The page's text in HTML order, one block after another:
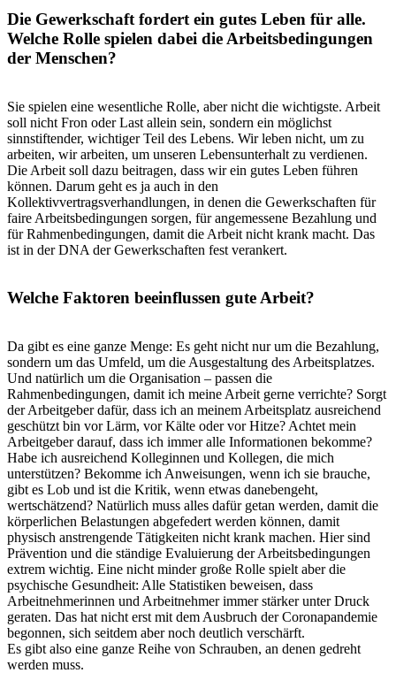
Die Gewerkschaft fordert ein gutes Leben für alle.
Welche Rolle spielen dabei die Arbeitsbedingungen
der Menschen?
Sie spielen eine wesentliche Rolle, aber nicht die wichtigste. Arbeit
soll nicht Fron oder Last allein sein, sondern ein möglichst
sinnstiftender, wichtiger Teil des Lebens. Wir leben nicht, um zu
arbeiten, wir arbeiten, um unseren Lebensunterhalt zu verdienen.
Die Arbeit soll dazu beitragen, dass wir ein gutes Leben führen
können. Darum geht es ja auch in den
Kollektivvertragsverhandlungen, in denen die Gewerkschaften für
faire Arbeitsbedingungen sorgen, für angemessene Bezahlung und
für Rahmenbedingungen, damit die Arbeit nicht krank macht. Das
ist in der DNA der Gewerkschaften fest verankert.
Welche Faktoren beeinflussen gute Arbeit?
Da gibt es eine ganze Menge: Es geht nicht nur um die Bezahlung,
sondern um das Umfeld, um die Ausgestaltung des Arbeitsplatzes.
Und natürlich um die Organisation – passen die
Rahmenbedingungen, damit ich meine Arbeit gerne verrichte? Sorgt
der Arbeitgeber dafür, dass ich an meinem Arbeitsplatz ausreichend
geschützt bin vor Lärm, vor Kälte oder vor Hitze? Achtet mein
Arbeitgeber darauf, dass ich immer alle Informationen bekomme?
Habe ich ausreichend Kolleginnen und Kollegen, die mich
unterstützen? Bekomme ich Anweisungen, wenn ich sie brauche,
gibt es Lob und ist die Kritik, wenn etwas danebengeht,
wertschätzend? Natürlich muss alles dafür getan werden, damit die
körperlichen Belastungen abgefedert werden können, damit
physisch anstrengende Tätigkeiten nicht krank machen. Hier sind
Prävention und die ständige Evaluierung der Arbeitsbedingungen
extrem wichtig. Eine nicht minder große Rolle spielt aber die
psychische Gesundheit: Alle Statistiken beweisen, dass
Arbeitnehmerinnen und Arbeitnehmer immer stärker unter Druck
geraten. Das hat nicht erst mit dem Ausbruch der Coronapandemie
begonnen, sich seitdem aber noch deutlich verschärft.
Es gibt also eine ganze Reihe von Schrauben, an denen gedreht
werden muss.